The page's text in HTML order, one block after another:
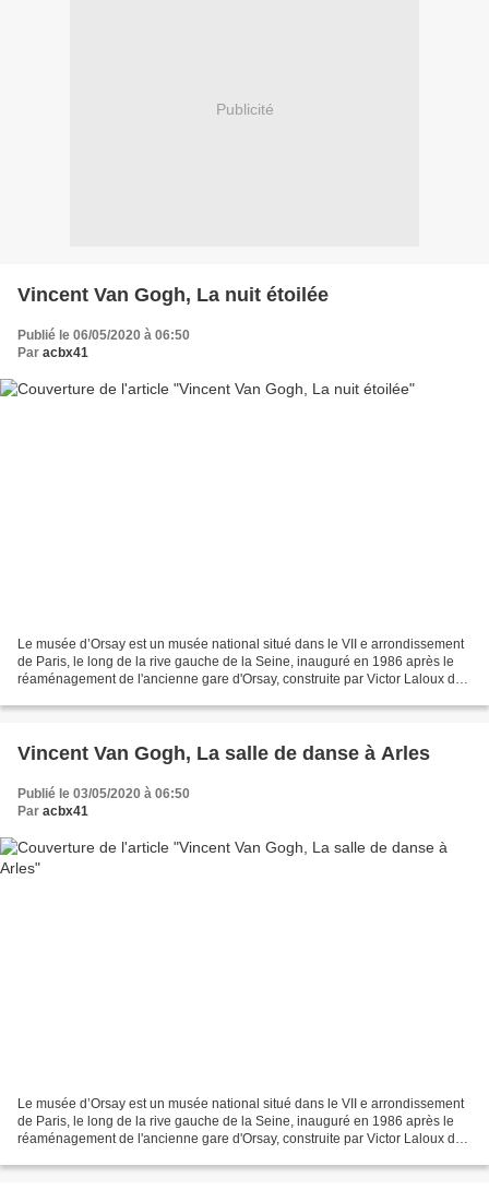
Publicité
Vincent Van Gogh, La nuit étoilée
Publié le 06/05/2020 à 06:50
Par acbx41
Le musée d’Orsay est un musée national situé dans le VII e arrondissement
de Paris, le long de la rive gauche de la Seine, inauguré en 1986 après le
réaménagement de l'ancienne gare d'Orsay, construite par Victor Laloux de
Vincent Van Gogh, La salle de danse à Arles
Publié le 03/05/2020 à 06:50
Par acbx41
Le musée d’Orsay est un musée national situé dans le VII e arrondissement
de Paris, le long de la rive gauche de la Seine, inauguré en 1986 après le
réaménagement de l'ancienne gare d'Orsay, construite par Victor Laloux de